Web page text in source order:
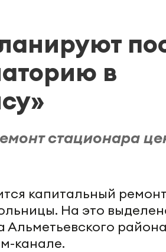
в
стационара
капитальный
На это
Альметьевского
канале.